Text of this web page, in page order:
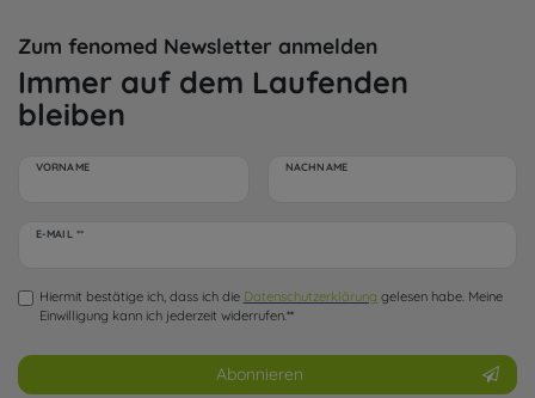
Zum fenomed Newsletter anmelden
Immer auf dem Laufenden
bleiben
VORNAME NACHNAME
E-MAIL **
Newsletter
Hiermit bestätige ich, dass ich die Daten­schutz­erklärung gelesen habe. Meine
Einwilligung kann ich jederzeit widerrufen.**
Abonnieren